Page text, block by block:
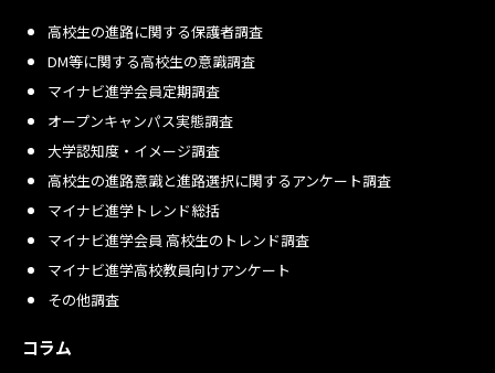
高校生の進路に関する保護者調査
DM等に関する高校生の意識調査
マイナビ進学会員定期調査
オープンキャンパス実態調査
大学認知度・イメージ調査
高校生の進路意識と進路選択に関するアンケート調査
マイナビ進学トレンド総括
マイナビ進学会員 高校生のトレンド調査
マイナビ進学高校教員向けアンケート
その他調査
コラム